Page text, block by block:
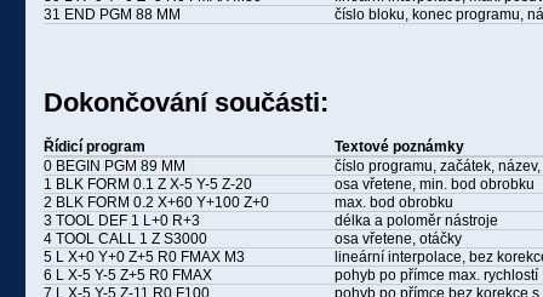
31 END PGM 88 MM
číslo bloku, konec programu,
Dokončování součásti:
Řídicí program
Textové poznámky
0 BEGIN PGM 89 MM
číslo programu, začátek,
1 BLK FORM 0.1 Z X-5 Y-5 Z-20
osa vřetene, min. bod obrobku
2 BLK FORM 0.2 X+60 Y+100 Z+0
max. bod obrobku
3 TOOL DEF 1 L+0 R+3
délka a poloměr nástroje
4 TOOL CALL 1 Z S3000
osa vřetene, otáčky
5 L X+0 Y+0 Z+5 R0 FMAX M3
lineární interpolace, bez
6 L X-5 Y-5 Z+5 R0 FMAX
pohyb po přímce max. rychlostí
7 L X-5 Y-5 Z-11 R0 F100
pohyb po přímce bez korekce